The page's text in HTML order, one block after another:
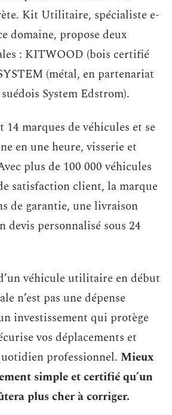
Kit Utilitaire, spécialiste e-
domaine, propose deux
: KITWOOD (bois certifié
(métal, en partenariat
System Edstrom).
marques de véhicules et se
en une heure, visserie et
plus de 100 000 véhicules
satisfaction client, la marque
de garantie, une livraison
devis personnalisé sous 24
véhicule utilitaire en début
n’est pas une dépense
investissement qui protège
vos déplacements et
professionnel. Mieux
simple et certifié qu’un
plus cher à corriger.